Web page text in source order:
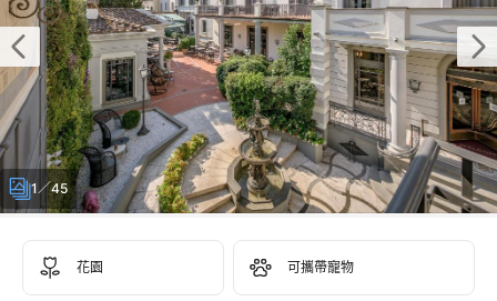
1／45
花園 可攜帶寵物